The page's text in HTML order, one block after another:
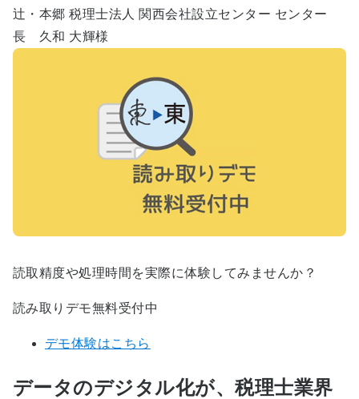
辻・本郷 税理士法人 関西会社設立センター センター
長 久和 大輝様
読取精度や処理時間を実際に体験してみませんか？
読み取りデモ無料受付中
デモ体験はこちら
データのデジタル化が、税理士業界